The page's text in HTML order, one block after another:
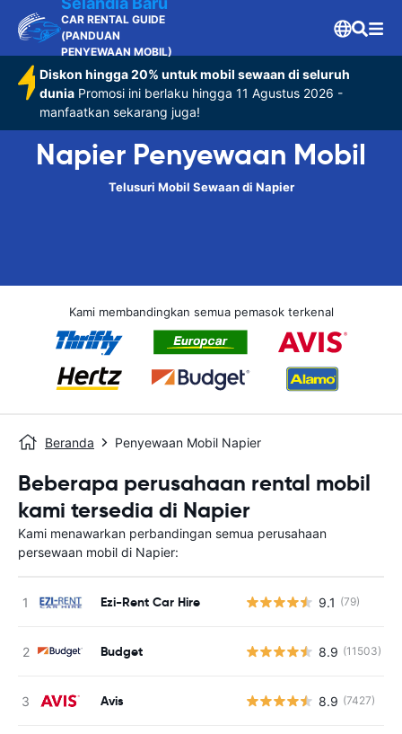
CAR RENTAL GUIDE
(PANDUAN
PENYEWAAN MOBIL)
Diskon hingga 20% untuk mobil sewaan di seluruh
dunia Promosi ini berlaku hingga 11 Agustus 2026 -
manfaatkan sekarang juga!
Napier Penyewaan Mobil
Telusuri Mobil Sewaan di Napier
Kami membandingkan semua pemasok terkenal
Beranda Penyewaan Mobil Napier
Beberapa perusahaan rental mobil
kami tersedia di Napier
Kami menawarkan perbandingan semua perusahaan
persewaan mobil di Napier:
Ezi-Rent Car Hire 9.1 (79)
Budget 8.9 (11503)
Avis 8.9 (7427)